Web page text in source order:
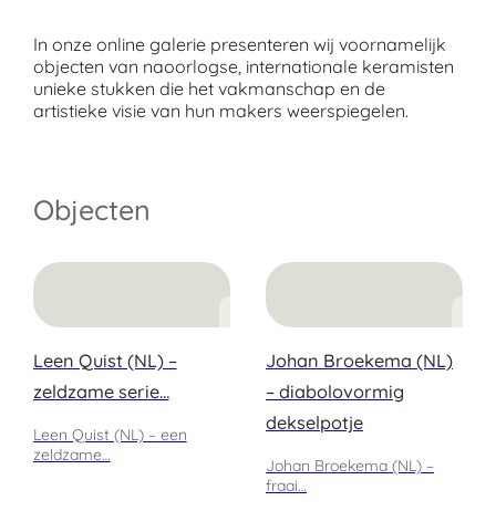
In onze online galerie presenteren wij voornamelijk
objecten van naoorlogse, internationale keramisten
unieke stukken die het vakmanschap en de
artistieke visie van hun makers weerspiegelen.
Objecten
Leen Quist (NL) –
zeldzame serie…
Leen Quist (NL) – een
zeldzame…
Johan Broekema (NL)
– diabolovormig
dekselpotje
Johan Broekema (NL) –
fraai…